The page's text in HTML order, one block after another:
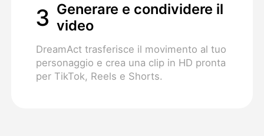
3 Generare e condividere il
video
DreamAct trasferisce il movimento al tuo
personaggio e crea una clip in HD pronta
per TikTok, Reels e Shorts.